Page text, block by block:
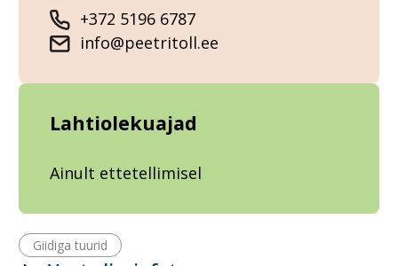
+372 5196 6787
info@peetritoll.ee
Lahtiolekuajad
Ainult ettetellimisel
Giidiga tuurid